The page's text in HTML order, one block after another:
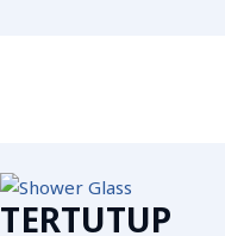
TERTUTUP